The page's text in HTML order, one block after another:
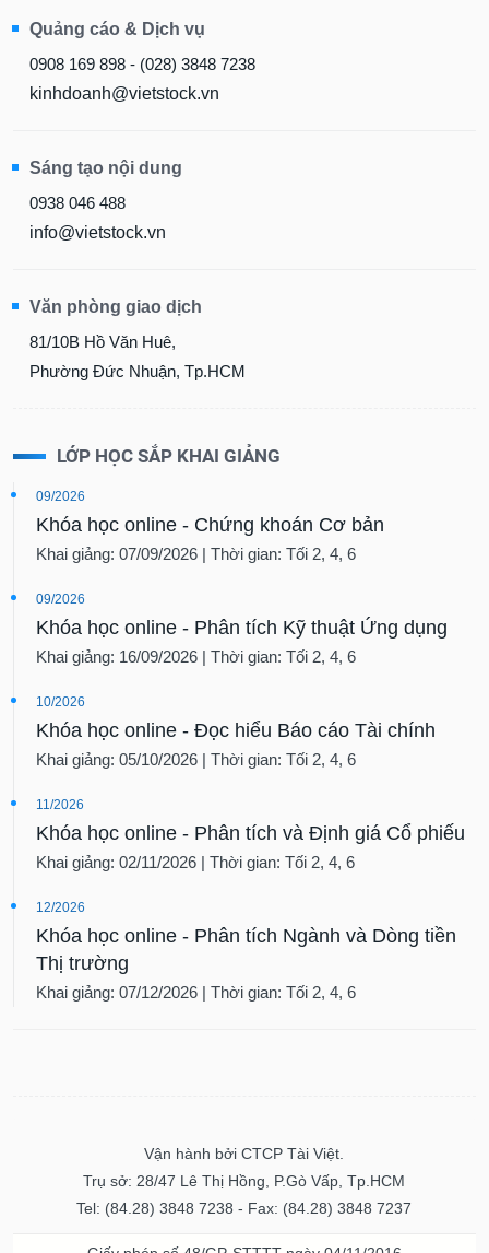
Quảng cáo & Dịch vụ
0908 169 898 - (028) 3848 7238
kinhdoanh@vietstock.vn
Sáng tạo nội dung
0938 046 488
info@vietstock.vn
Văn phòng giao dịch
81/10B Hồ Văn Huê,
Phường Đức Nhuận, Tp.HCM
LỚP HỌC SẮP KHAI GIẢNG
09/2026
Khóa học online - Chứng khoán Cơ bản
Khai giảng: 07/09/2026 | Thời gian: Tối 2, 4, 6
09/2026
Khóa học online - Phân tích Kỹ thuật Ứng dụng
Khai giảng: 16/09/2026 | Thời gian: Tối 2, 4, 6
10/2026
Khóa học online - Đọc hiểu Báo cáo Tài chính
Khai giảng: 05/10/2026 | Thời gian: Tối 2, 4, 6
11/2026
Khóa học online - Phân tích và Định giá Cổ phiếu
Khai giảng: 02/11/2026 | Thời gian: Tối 2, 4, 6
12/2026
Khóa học online - Phân tích Ngành và Dòng tiền
Thị trường
Khai giảng: 07/12/2026 | Thời gian: Tối 2, 4, 6
Vận hành bởi CTCP Tài Việt.
Trụ sở: 28/47 Lê Thị Hồng, P.Gò Vấp, Tp.HCM
Tel: (84.28) 3848 7238 - Fax: (84.28) 3848 7237